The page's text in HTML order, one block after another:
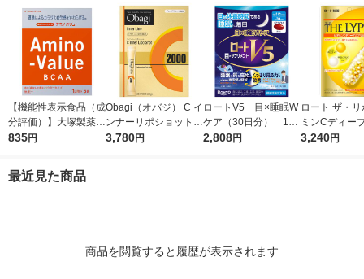
【機能性表示食品（成
分評価）】大塚製薬
アミノバリュー パウ
835円
Obagi（オバジ） C イ
ンナーリポショット 7
0g×28本入 ロート製
3,780円
ロートV5 目×睡眠W
ケア（30日分） 1個
（30粒入） ロート
2,808円
ロート ザ・
ミンCディー
ル 1個 ロート
3,240円
最近見た商品
商品を閲覧すると履歴が表示されます